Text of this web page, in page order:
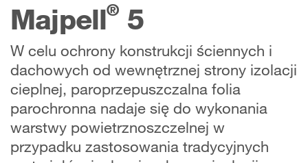
Majpell®5
W celu ochrony konstrukcji ściennych i
dachowych od wewnętrznej strony izolacji
cieplnej, paroprzepuszczalna folia
parochronna nadaje się do wykonania
warstwy powietrznoszczelnej w
przypadku zastosowania tradycyjnych